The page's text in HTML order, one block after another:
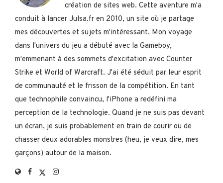
création de sites web. Cette aventure m'a
conduit à lancer Julsa.fr en 2010, un site où je partage
mes découvertes et sujets m'intéressant. Mon voyage
dans l'univers du jeu a débuté avec la Gameboy,
m'emmenant à des sommets d'excitation avec Counter
Strike et World of Warcraft. J'ai été séduit par leur esprit
de communauté et le frisson de la compétition. En tant
que technophile convaincu, l'iPhone a redéfini ma
perception de la technologie. Quand je ne suis pas devant
un écran, je suis probablement en train de courir ou de
chasser deux adorables monstres (heu, je veux dire, mes
garçons) autour de la maison.